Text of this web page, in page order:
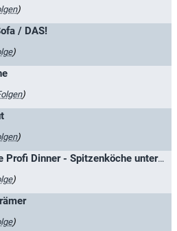
)
/ DAS!
)
)
)
Das perfekte Profi Dinner - Spitzenköche unter sich
)
)